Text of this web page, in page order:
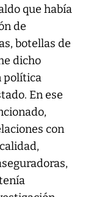
que había
de
botellas de
dicho
política
En ese
con